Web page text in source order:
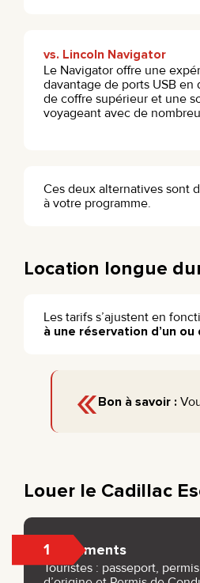
vs. Lincoln Navigator
Le Navigator offre une
davantage de ports USB en
de coffre supérieur et une
voyageant avec de
Ces deux alternatives sont
à votre programme.
Location longue
Les tarifs s’ajustent en
à une réservation d’un ou
«Bon à savoir :
Louer le Cadillac
1 Documents
Touristes : passeport,